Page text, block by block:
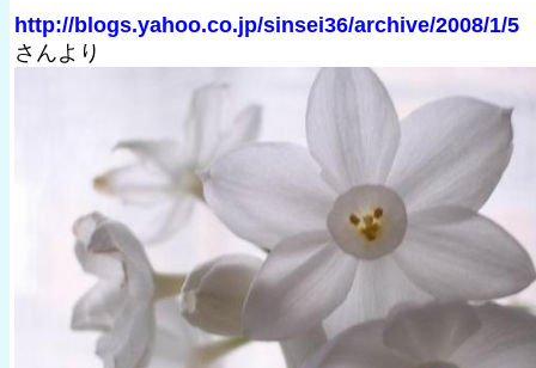
http://blogs.yahoo.co.jp/sinsei36/archive/2008/1/5
さんより